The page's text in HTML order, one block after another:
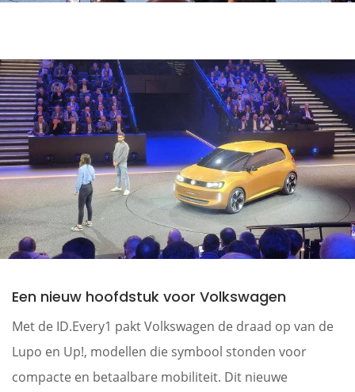
Een nieuw hoofdstuk voor Volkswagen
Met de ID.Every1 pakt Volkswagen de draad op van de
Lupo en Up!, modellen die symbool stonden voor
compacte en betaalbare mobiliteit. Dit nieuwe